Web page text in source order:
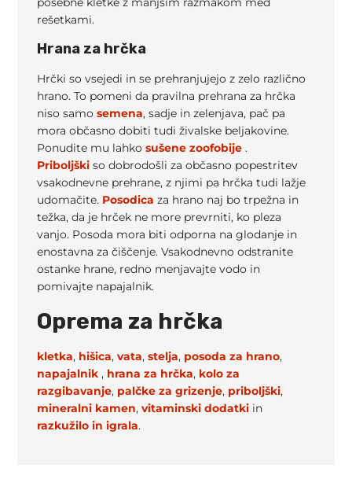
rešetkami.
Hrana za hrčka
Hrčki so vsejedi in se prehranjujejo z zelo različno
hrano. To pomeni da pravilna prehrana za hrčka
niso samosemena, sadje in zelenjava, pač pa
mora občasno dobiti tudi živalske beljakovine.
Ponudite mu lahkosušene zoofobije .
Priboljški so dobrodošli za občasno popestritev
vsakodnevne prehrane, z njimi pa hrčka tudi lažje
udomačite. Posodica za hrano naj bo trpežna in
težka, da je hrček ne more prevrniti, ko pleza
vanjo. Posoda mora biti odporna na glodanje in
enostavna za čiščenje. Vsakodnevno odstranite
ostanke hrane, redno menjavajte vodo in
pomivajte napajalnik.
Oprema za hrčka
kletka, hišica,vata,stelja, posoda za hrano,
napajalnik , hrana za hrčka, kolo za
razgibavanje, palčke za grizenje, priboljški,
mineralni kamen,vitaminski dodatki in
razkužilo in igrala.